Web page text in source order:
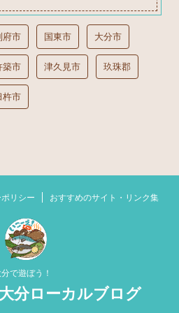
府市 国東市 大分市
築市 津久見市 玖珠郡
杵市
リシー おすすめのサイト・リンク集
で遊ぼう！
分ローカルブログ